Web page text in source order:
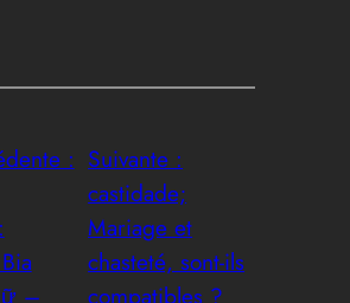
:
–
Suivante :
castidade;
Mariage et
chasteté, sont-ils
compatibles ?